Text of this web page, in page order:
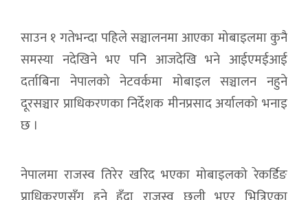
साउन १ गतेभन्दा पहिले सञ्चालनमा आएका मोबाइलमा कुनै
समस्या नदेखिने भए पनि आजदेखि भने आईएमईआई
दर्ताबिना नेपालको नेटवर्कमा मोबाइल सञ्चालन नहुने
दूरसञ्चार प्राधिकरणका निर्देशक मीनप्रसाद अर्यालको भनाइ
छ ।
नेपालमा राजस्व तिरेर खरिद भएका मोबाइलको रेकर्डिङ